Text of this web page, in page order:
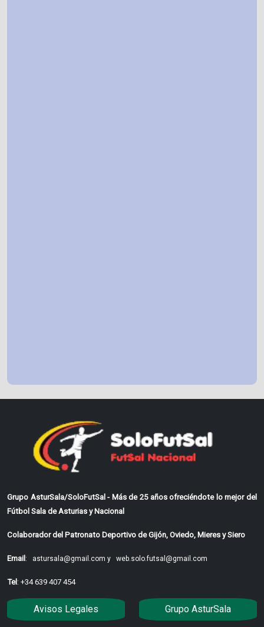
Grupo AsturSala/SoloFutSal - Más de 25 años ofreciéndote lo mejor del
Fútbol Sala de Asturias y Nacional
Colaborador del Patronato Deportivo de Gijón, Oviedo, Mieres y Siero
Email: astursala@gmail.com y web.solo.futsal@gmail.com
Tel: +34 639 407 454
Avisos Legales Grupo AsturSala